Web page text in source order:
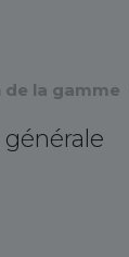
la gamme